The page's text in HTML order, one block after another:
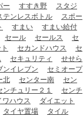
ー すすき野
スタジ
テンレスボトル
スポー
すまい
すまい給付
セール セールス
セ
セカンドハウス
セ
セキュリティ
せせら
ンイレブン
セミオープ
北 センター南
セン
ンチュリー２１
センチ
ワハウス
ダイエット
タイヤ置場
タイル